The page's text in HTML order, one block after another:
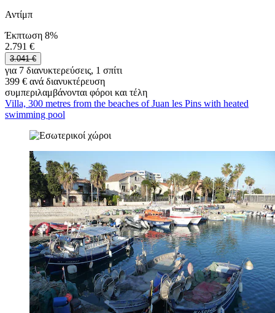
Αντίμπ
Έκπτωση 8%
2.791 €
3.041 €
για 7 διανυκτερεύσεις, 1 σπίτι
399 € ανά διανυκτέρευση
συμπεριλαμβάνονται φόροι και τέλη
Villa, 300 metres from the beaches of Juan les Pins with heated
swimming pool